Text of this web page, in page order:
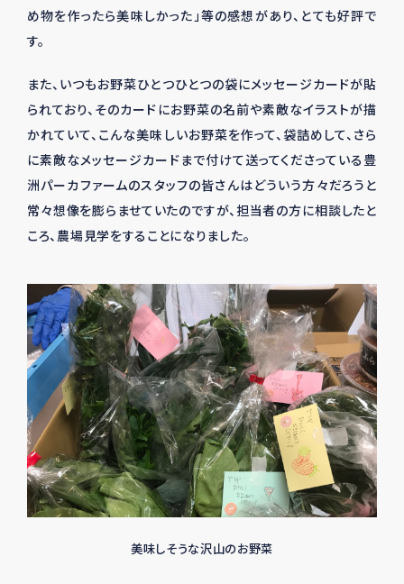
め物を作ったら美味しかった」等の感想があり、とても好評で
す。
また、いつもお野菜ひとつひとつの袋にメッセージカードが貼
られており、そのカードにお野菜の名前や素敵なイラストが描
かれていて、こんな美味しいお野菜を作って、袋詰めして、さら
に素敵なメッセージカードまで付けて送ってくださっている豊
洲パーカファームのスタッフの皆さんはどういう方々だろうと
常々想像を膨らませていたのですが、担当者の方に相談したと
ころ、農場見学をすることになりました。
美味しそうな沢山のお野菜